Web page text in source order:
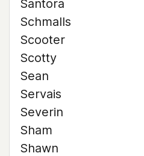
Santora
Schmalls
Scooter
Scotty
Sean
Servais
Severin
Sham
Shawn